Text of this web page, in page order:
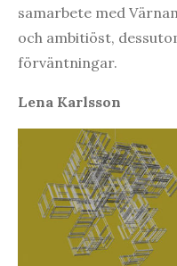
samarbete med
och ambitiöst,
förväntningar.
Lena Karlsson